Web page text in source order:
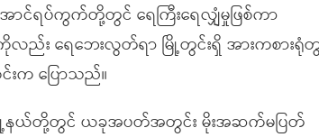
ာင်ရပ်ကွက်တို့တွင် ရေကြီးရေလျှံမှုဖြစ်ကာ
ည်း ရေဘေးလွတ်ရာ မြို့တွင်းရှိ အားကစားရုံ
းက ပြောသည်။
ြို့နယ်တို့တွင် ယခုအပတ်အတွင်း မိုးအဆက်မပြတ်